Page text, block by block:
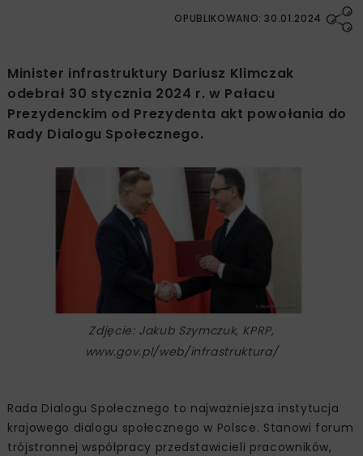
OPUBLIKOWANO: 30.01.2024
Minister infrastruktury Dariusz Klimczak
odebrał 30 stycznia 2024 r. w Pałacu
Prezydenckim od Prezydenta akt powołania do
Rady Dialogu Społecznego.
Zdjęcie: Jakub Szymczuk, KPRP,
www.gov.pl/web/infrastruktura/
Rada Dialogu Społecznego to najważniejsza instytucja
krajowego dialogu społecznego w Polsce. Stanowi forum
trójstronnej współpracy przedstawicieli pracowników,